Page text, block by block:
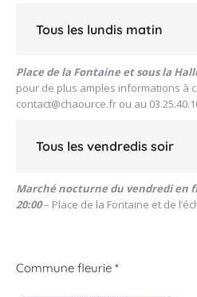
Tous les lundis matin
Place de la Fontaine et sous la
pour de plus amples informations à
contact@chaource.fr ou au
Tous les vendredis soir
Marché nocturne du vendredi en
20:00– Place de la Fontaine et de
Commune fleurie *